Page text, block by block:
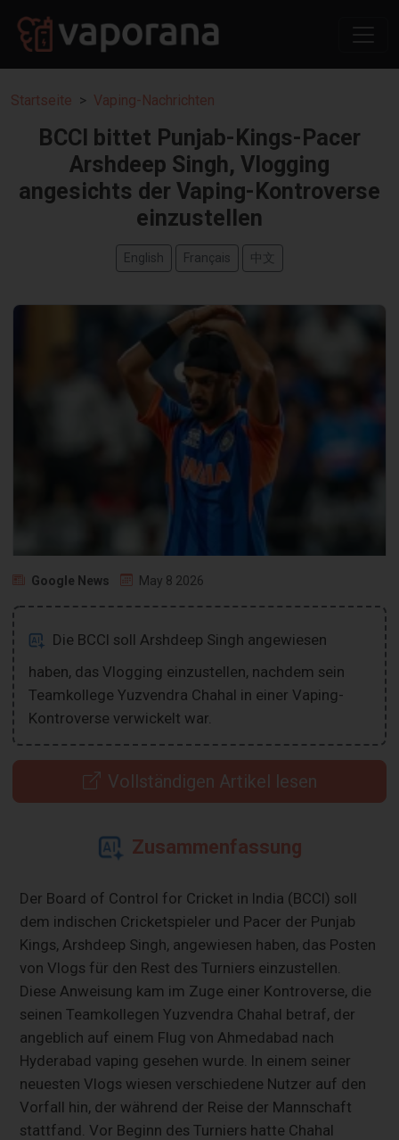
Startseite Vaping-Nachrichten
BCCI bittet Punjab-Kings-Pacer
Arshdeep Singh, Vlogging
angesichts der Vaping-Kontroverse
einzustellen
English Français 中文
Google News May 8 2026
Die BCCI soll Arshdeep Singh angewiesen
haben, das Vlogging einzustellen, nachdem sein
Teamkollege Yuzvendra Chahal in einer Vaping-
Kontroverse verwickelt war.
Vollständigen Artikel lesen
Zusammenfassung
Der Board of Control for Cricket in India (BCCI) soll
dem indischen Cricketspieler und Pacer der Punjab
Kings, Arshdeep Singh, angewiesen haben, das Posten
von Vlogs für den Rest des Turniers einzustellen.
Diese Anweisung kam im Zuge einer Kontroverse, die
seinen Teamkollegen Yuzvendra Chahal betraf, der
angeblich auf einem Flug von Ahmedabad nach
Hyderabad vaping gesehen wurde. In einem seiner
neuesten Vlogs wiesen verschiedene Nutzer auf den
Vorfall hin, der während der Reise der Mannschaft
stattfand. Vor Beginn des Turniers hatte Chahal